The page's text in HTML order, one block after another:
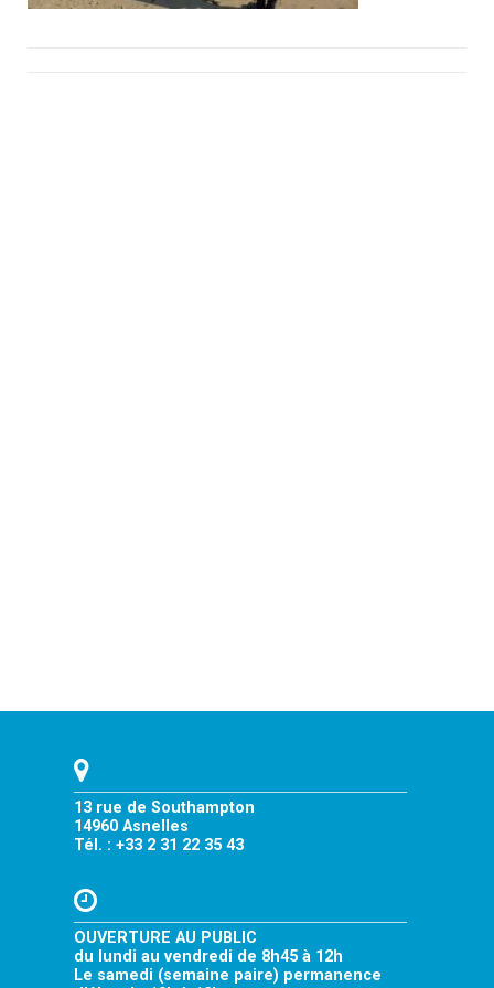
13 rue de Southampton
14960 Asnelles
Tél. : +33 2 31 22 35 43
OUVERTURE AU PUBLIC
du lundi au vendredi de 8h45 à 12h
Le samedi (semaine paire) permanence